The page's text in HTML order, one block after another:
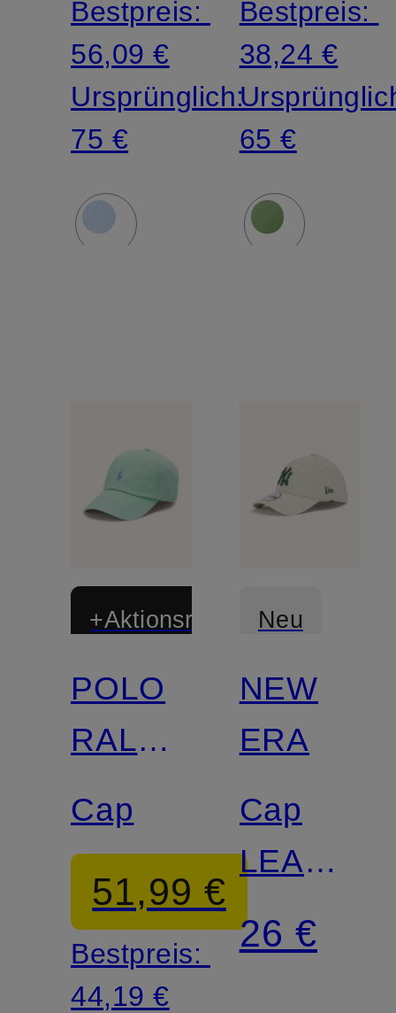
Bestpreis:
56,09 €
Ursprünglich:
75 €
Bestpreis:
38,24 €
65 €
+Aktionsrabatt
POLO
RALPH
LAUREN
Cap
51,99 €
Bestpreis:
44,19 €
Neu
NEW
ERA
Cap
LEAGUE
26 €